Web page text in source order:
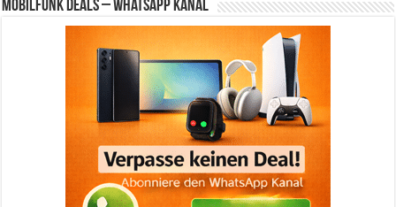
Mobilfunk Deals – WhatsApp Kanal